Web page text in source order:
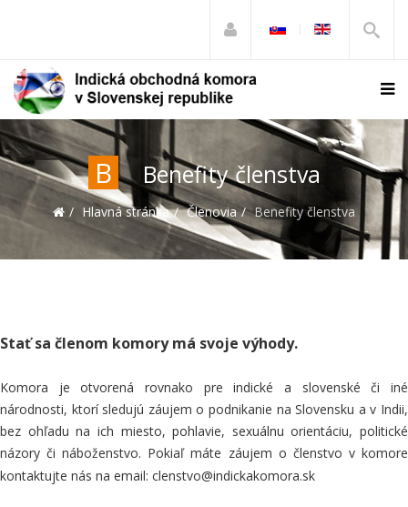
B Benefity členstva
Hlavná stránka Členovia Benefity členstva
Stať sa členom komory má svoje výhody.
Komora je otvorená rovnako pre indické a slovenské či iné
národnosti, ktorí sledujú záujem o podnikanie na Slovensku a v Indii,
bez ohľadu na ich miesto, pohlavie, sexuálnu orientáciu, politické
názory či náboženstvo. Pokiaľ máte záujem o členstvo v komore
kontaktujte nás na email: clenstvo@indickakomora.sk